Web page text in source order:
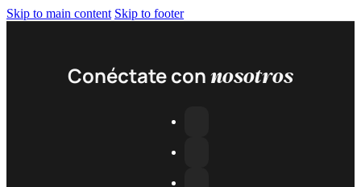
Skip to main content Skip to footer
Conéctate connosotros